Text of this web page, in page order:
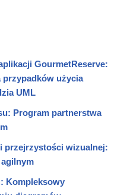
GourmetReserve:
przypadków użycia
UML
Program partnerstwa
przejrzystości wizualnej:
Kompleksowy